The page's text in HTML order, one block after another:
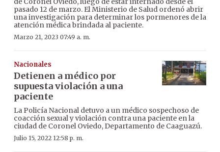
pasado 12 de marzo. El Ministerio de Salud ordenó abrir
una investigación para determinar los pormenores de la
atención médica brindada al paciente.
Marzo 21, 2023 07:49 a. m.
Nacionales
Detienen a médico por
supuesta violación a una
paciente
La Policía Nacional detuvo a un médico sospechoso de
coacción sexual y violación contra una paciente en la
ciudad de Coronel Oviedo, Departamento de Caaguazú.
Julio 15, 2022 12:58 p. m.